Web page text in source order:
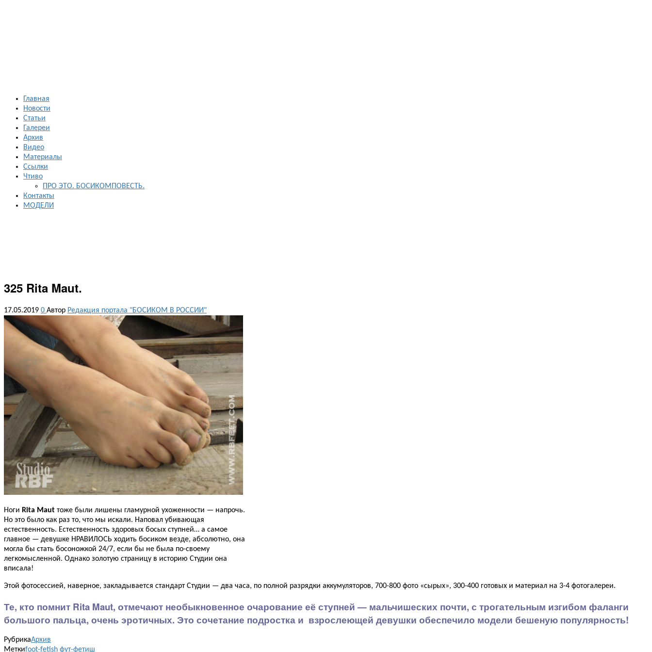
Главная
Новости
Статьи
Галереи
Архив
Видео
Материалы
Ссылки
Чтиво
ПРО ЭТО. БОСИКОМПОВЕСТЬ.
Контакты
МОДЕЛИ
325 Rita Maut.
17.05.2019 0 Автор Редакция портала "БОСИКОМ В РОССИИ"
Ноги Rita Maut тоже были лишены гламурной ухоженности — напрочь.
Но это было как раз то, что мы искали. Наповал убивающая
естественность. Естественность здоровых босых ступней… а самое
главное — девушке НРАВИЛОСЬ ходить босиком везде, абсолютно, она
могла бы стать босоножкой 24/7, если бы не была по-своему
легкомысленной. Однако золотую страницу в историю Студии она
вписала!
Этой фотосессией, наверное, закладывается стандарт Студии — два часа, по полной разрядки аккумуляторов, 700-800 фото «сырых», 300-400 готовых и материал на 3-4 фотогалереи.
Те, кто помнит Rita Maut, отмечают необыкновенное очарование её ступней — мальчишеских почти, с трогательным изгибом фаланги
большого пальца, очень эротичных. Это сочетание подростка и взрослеющей девушки обеспечило модели бешеную популярность!
РубрикаАрхив
Меткиfoot-fetish фут-фетиш